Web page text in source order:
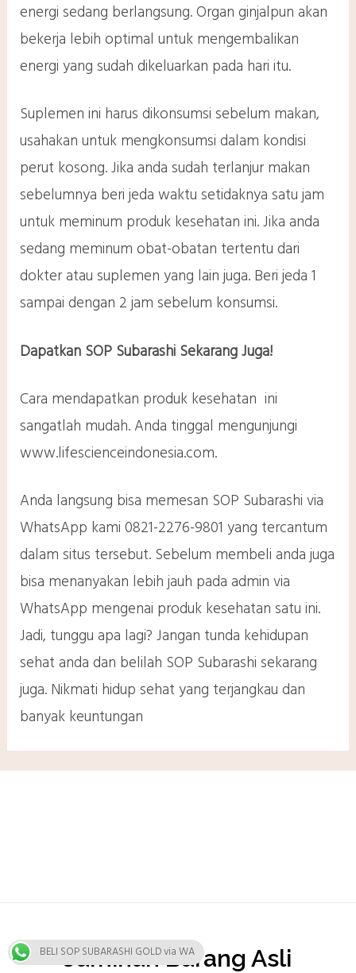
energi sedang berlangsung. Organ ginjalpun akan
bekerja lebih optimal untuk mengembalikan
energi yang sudah dikeluarkan pada hari itu.
Suplemen ini harus dikonsumsi sebelum makan,
usahakan untuk mengkonsumsi dalam kondisi
perut kosong. Jika anda sudah terlanjur makan
sebelumnya beri jeda waktu setidaknya satu jam
untuk meminum produk kesehatan ini. Jika anda
sedang meminum obat-obatan tertentu dari
dokter atau suplemen yang lain juga. Beri jeda 1
sampai dengan 2 jam sebelum konsumsi.
Dapatkan SOP Subarashi Sekarang Juga!
Cara mendapatkan produk kesehatan ini
sangatlah mudah. Anda tinggal mengunjungi
www.lifescienceindonesia.com.
Anda langsung bisa memesan SOP Subarashi via
WhatsApp kami 0821-2276-9801 yang tercantum
dalam situs tersebut. Sebelum membeli anda juga
bisa menanyakan lebih jauh pada admin via
WhatsApp mengenai produk kesehatan satu ini.
Jadi, tunggu apa lagi? Jangan tunda kehidupan
sehat anda dan belilah SOP Subarashi sekarang
juga. Nikmati hidup sehat yang terjangkau dan
banyak keuntungan
Jaminan Barang Asli
BELI SOP SUBARASHI GOLD via WA